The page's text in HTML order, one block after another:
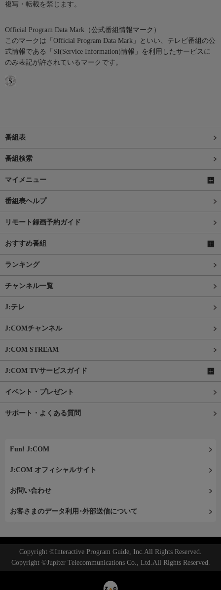
複写・転載を禁じます。
Official Program Data Mark（公式番組情報マーク）
このマークは「Official Program Data Mark」といい、テレビ番組の公
式情報である「SI(Service Information)情報」を利用したサービスに
のみ表記が許されているマークです。
番組表
番組検索
マイメニュー
番組表ヘルプ
リモート録画予約ガイド
おすすめ番組
ランキング
チャンネル一覧
J:テレ
J:COMチャンネル
J:COM STREAM
J:COM TVサービスガイド
イベント・プレゼント
サポート・よくある質問
Fun! J:COM
J:COM オフィシャルサイト
お問い合わせ
お客さまのデータ利用･外部送信について
Copyright ©Interactive Program Guide, Inc.All Rights Reserved.
Copyright ©Jupiter Telecommunications Co., Ltd.All Rights Reserved.